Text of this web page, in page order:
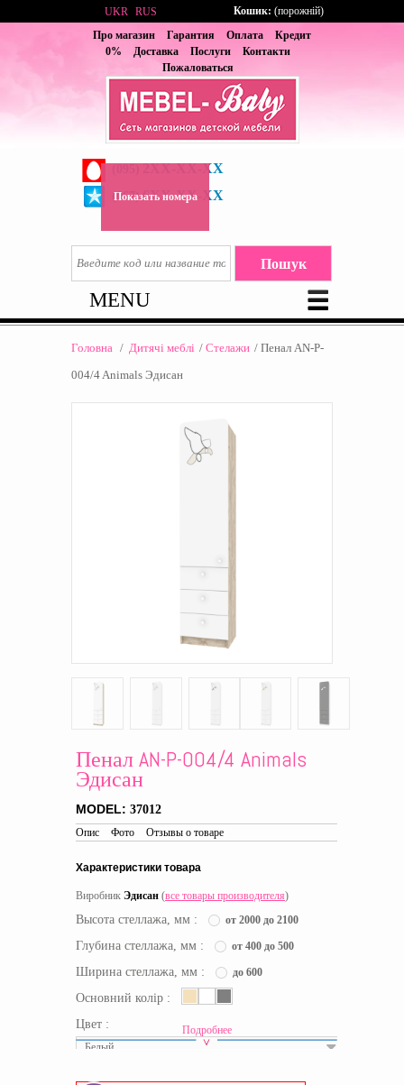
Про магазин Гарантия Оплата
Кредит
0%
Доставка Послуги
Контакти
Пожаловаться
2XX-XX-XX
(067) 6XX-XX-XX
Показать номера
UKR RUS Кошик: (порожній)
MENU
Головна / Дитячі меблі / Стелажи / Пенал AN-P-
004/4 Animals Эдисан
Пенал AN-P-004/4 Animals
Эдисан
MODEL: 37012
Опис Фото Отзывы о товаре
Характеристики товара
Виробник Эдисан (все товары производителя)
Высота стеллажа, мм : от 2000 до 2100
Глубина стеллажа, мм : от 400 до 500
Ширина стеллажа, мм : до 600
Основний колір :
Цвет :
Белый
Подробнее